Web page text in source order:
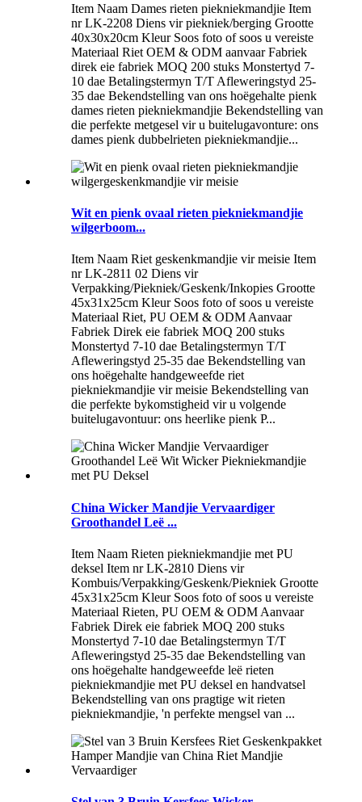
Item Naam Dames rieten piekniekmandjie Item
nr LK-2208 Diens vir piekniek/berging Grootte
40x30x20cm Kleur Soos foto of soos u vereiste
Materiaal Riet OEM & ODM aanvaar Fabriek
direk eie fabriek MOQ 200 stuks Monstertyd 7-
10 dae Betalingstermyn T/T Afleweringstyd 25-
35 dae Bekendstelling van ons hoëgehalte pienk
dames rieten piekniekmandjie Bekendstelling van
die perfekte metgesel vir u buitelugavonture: ons
dames pienk dubbelrieten piekniekmandjie...
Wit en pienk ovaal rieten piekniekmandjie
wilgerboom...
Item Naam Riet geskenkmandjie vir meisie Item
nr LK-2811 02 Diens vir
Verpakking/Piekniek/Geskenk/Inkopies Grootte
45x31x25cm Kleur Soos foto of soos u vereiste
Materiaal Riet, PU OEM & ODM Aanvaar
Fabriek Direk eie fabriek MOQ 200 stuks
Monstertyd 7-10 dae Betalingstermyn T/T
Afleweringstyd 25-35 dae Bekendstelling van
ons hoëgehalte handgeweefde riet
piekniekmandjie vir meisie Bekendstelling van
die perfekte bykomstigheid vir u volgende
buitelugavontuur: ons heerlike pienk P...
China Wicker Mandjie Vervaardiger
Groothandel Leë ...
Item Naam Rieten piekniekmandjie met PU
deksel Item nr LK-2810 Diens vir
Kombuis/Verpakking/Geskenk/Piekniek Grootte
45x31x25cm Kleur Soos foto of soos u vereiste
Materiaal Rieten, PU OEM & ODM Aanvaar
Fabriek Direk eie fabriek MOQ 200 stuks
Monstertyd 7-10 dae Betalingstermyn T/T
Afleweringstyd 25-35 dae Bekendstelling van
ons hoëgehalte handgeweefde leë rieten
piekniekmandjie met PU deksel en handvatsel
Bekendstelling van ons pragtige wit rieten
piekniekmandjie, 'n perfekte mengsel van ...